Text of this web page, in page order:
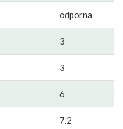
odporna
3
3
6
7.2